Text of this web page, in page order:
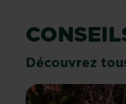
Découvrez